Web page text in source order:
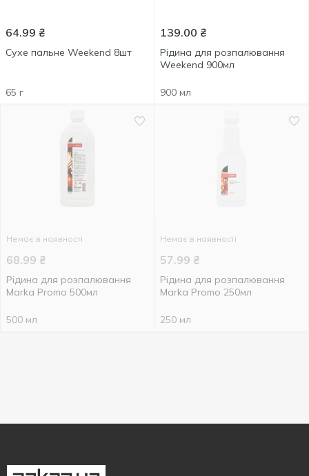
64.99 ₴
Сухе пальне Weekend 8шт
65 г
139.00 ₴
Рідина для розпалювання
Weekend 900мл
900 мл
Немає в наявності
68.99 ₴
Рідина для розпалювання
Marka Promo 500мл
500 мл
Немає в наявності
57.99 ₴
Рідина для розпалювання
Marka Promo 250мл
250 мл